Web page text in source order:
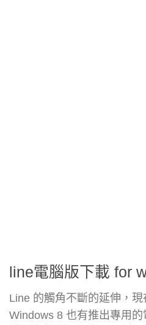
line電腦版下載 for
Line 的觸角不斷的延伸，
Windows 8 也有推出專用